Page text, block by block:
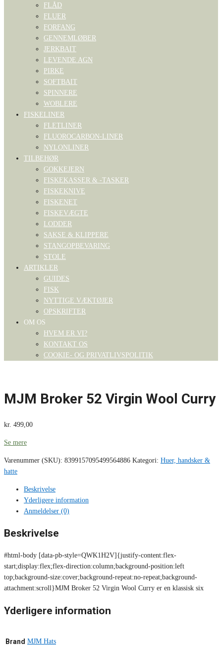
FLÅD
FLUER
FORFANG
GENNEMLØBER
JERKBAIT
LEVENDE AGN
PIRKE
SOFTBAIT
SPINNERE
WOBLERE
FISKELINER
FLETLINER
FLUOROCARBON-LINER
NYLONLINER
TILBEHØR
GOKKEJERN
FISKEKASSER & -TASKER
FISKEKNIVE
FISKENET
FISKEVÆGTE
LODDER
SAKSE & KLIPPERE
STANGOPBEVARING
STOLE
ARTIKLER
GUIDES
FISK
NYTTIGE VÆKTØJER
OPSKRIFTER
OM OS
HVEM ER VI?
KONTAKT OS
COOKIE- OG PRIVATLIVSPOLITIK
MJM Broker 52 Virgin Wool Curry
kr. 499,00
Se mere
Varenummer (SKU): 8399157095499564886 Kategori: Huer, handsker &
hatte
Beskrivelse
Yderligere information
Anmeldelser (0)
Beskrivelse
#html-body [data-pb-style=QWK1H2V]{justify-content:flex-
start;display:flex;flex-direction:column;background-position:left
top;background-size:cover;background-repeat:no-repeat;background-
attachment:scroll}MJM Broker 52 Virgin Wool Curry er en klassisk six
Yderligere information
Brand MJM Hats